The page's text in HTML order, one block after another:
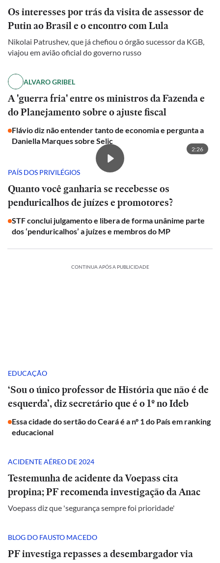
Os interesses por trás da visita de assessor de
Putin ao Brasil e o encontro com Lula
Nikolai Patrushev, que já chefiou o órgão sucessor da KGB,
viajou em avião oficial do governo russo
ALVARO GRIBEL
A 'guerra fria' entre os ministros da Fazenda e
do Planejamento sobre o ajuste fiscal
Flávio diz não entender tanto de economia e pergunta a
Daniella Marques sobre Selic
2:26
PAÍS DOS PRIVILÉGIOS
Quanto você ganharia se recebesse os
penduricalhos de juízes e promotores?
STF conclui julgamento e libera de forma unânime parte
dos ‘penduricalhos’ a juízes e membros do MP
CONTINUA APÓS A PUBLICIDADE
EDUCAÇÃO
‘Sou o único professor de História que não é de
esquerda’, diz secretário que é o 1º no Ideb
Essa cidade do sertão do Ceará é a nº 1 do País em ranking
educacional
ACIDENTE AÉREO DE 2024
Testemunha de acidente da Voepass cita
propina; PF recomenda investigação da Anac
Voepass diz que 'segurança sempre foi prioridade'
BLOG DO FAUSTO MACEDO
PF investiga repasses a desembargador via